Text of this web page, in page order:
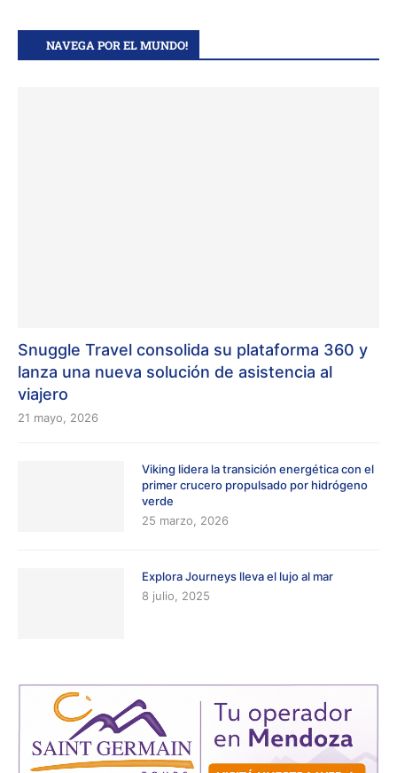
NAVEGA POR EL MUNDO!
Snuggle Travel consolida su plataforma 360 y
lanza una nueva solución de asistencia al
viajero
21 mayo, 2026
Viking lidera la transición energética con el
primer crucero propulsado por hidrógeno
verde
25 marzo, 2026
Explora Journeys lleva el lujo al mar
8 julio, 2025